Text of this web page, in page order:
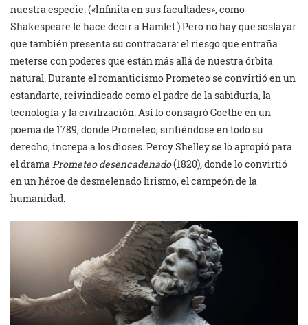
nuestra especie. («Infinita en sus facultades», como
Shakespeare le hace decir a Hamlet.) Pero no hay que soslayar
que también presenta su contracara: el riesgo que entraña
meterse con poderes que están más allá de nuestra órbita
natural. Durante el romanticismo Prometeo se convirtió en un
estandarte, reivindicado como el padre de la sabiduría, la
tecnología y la civilización. Así lo consagró Goethe en un
poema de 1789, donde Prometeo, sintiéndose en todo su
derecho, increpa a los dioses. Percy Shelley se lo apropió para
el dramaPrometeo desencadenado(1820),donde lo convirtió
en un héroe de desmelenado lirismo, el campeón de la
humanidad.